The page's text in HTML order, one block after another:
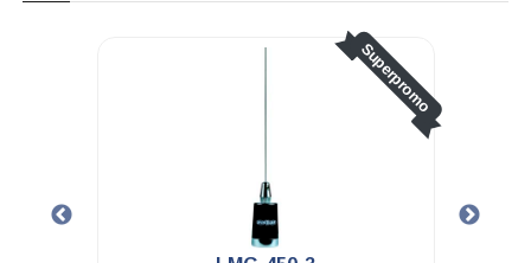
Superpromo